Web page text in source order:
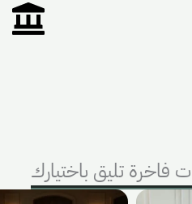
فاخرة تليق باختيارك